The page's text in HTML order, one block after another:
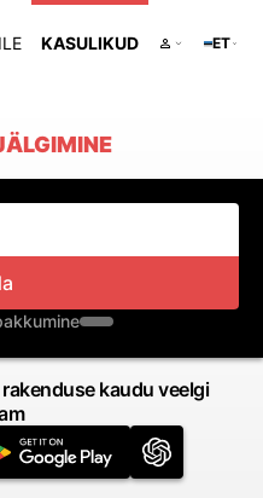
KASULIKUD ET
kaudu veelgi